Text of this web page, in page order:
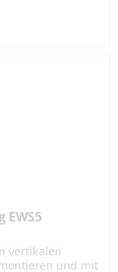
vertikalen
und mit